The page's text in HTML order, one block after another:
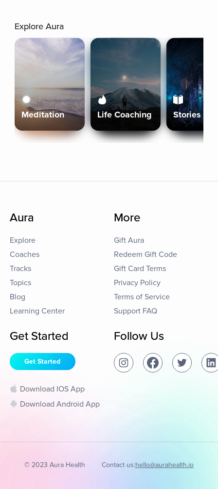
Explore Aura
Meditation Life Coaching Stories
Aura
Explore
Coaches
Tracks
Topics
Blog
Learning Center
More
Gift Aura
Redeem Gift Code
Gift Card Terms
Privacy Policy
Terms of Service
Support FAQ
Get Started
Get Started
Download IOS App
Download Android App
Follow Us
© 2023 Aura Health Contact us:hello@aurahealth.io